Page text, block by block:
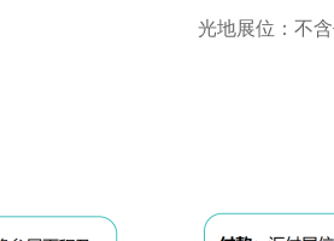
光地展位：不